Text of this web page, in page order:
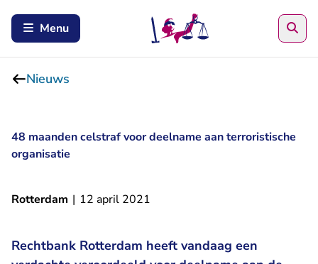
Menu
Nieuws
48 maanden celstraf voor deelname aan terroristische
organisatie
Rotterdam | 12 april 2021
Rechtbank Rotterdam heeft vandaag een